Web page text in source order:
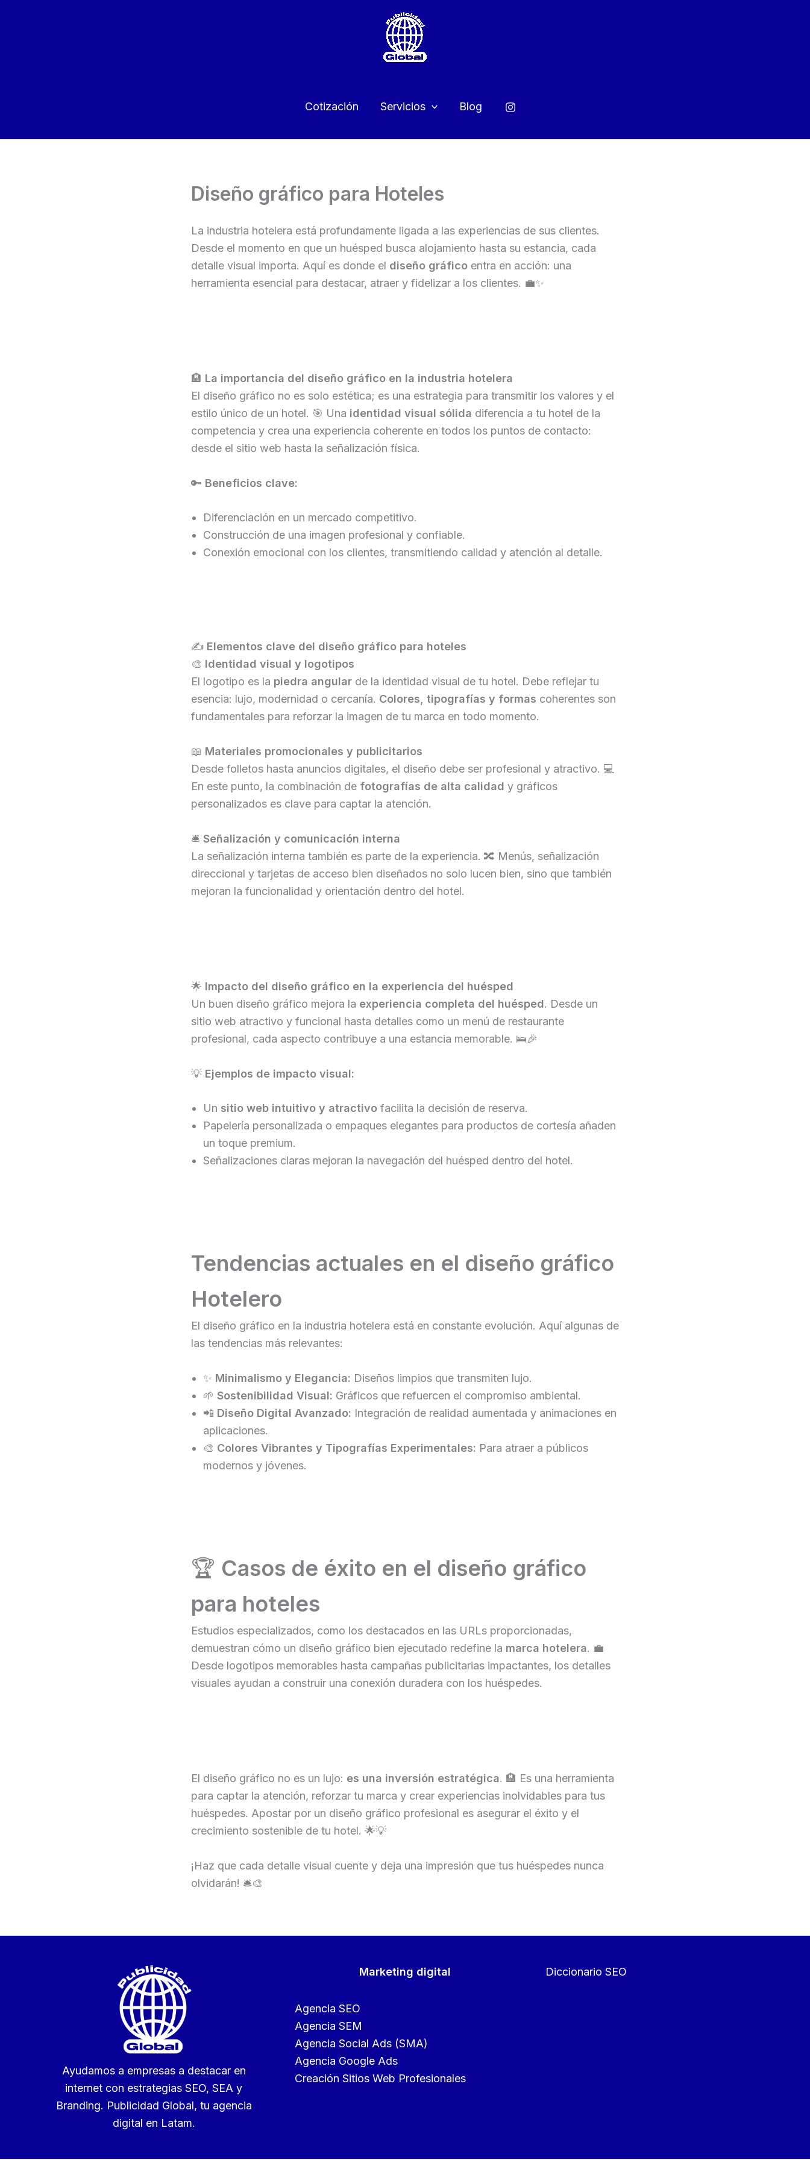
Cotización Servicios Blog
Diseño gráfico para Hoteles
La industria hotelera está profundamente ligada a las experiencias de sus clientes.
Desde el momento en que un huésped busca alojamiento hasta su estancia, cada
detalle visual importa. Aquí es donde el diseño gráfico entra en acción: una
herramienta esencial para destacar, atraer y fidelizar a los clientes. 💼✨
🏨 La importancia del diseño gráfico en la industria hotelera
El diseño gráfico no es solo estética; es una estrategia para transmitir los valores y el
estilo único de un hotel. 🎯 Una identidad visual sólida diferencia a tu hotel de la
competencia y crea una experiencia coherente en todos los puntos de contacto:
desde el sitio web hasta la señalización física.
🔑 Beneficios clave:
Diferenciación en un mercado competitivo.
Construcción de una imagen profesional y confiable.
Conexión emocional con los clientes, transmitiendo calidad y atención al detalle.
✍️ Elementos clave del diseño gráfico para hoteles
🎨 Identidad visual y logotipos
El logotipo es la piedra angular de la identidad visual de tu hotel. Debe reflejar tu
esencia: lujo, modernidad o cercanía. Colores, tipografías y formas coherentes son
fundamentales para reforzar la imagen de tu marca en todo momento.
📖 Materiales promocionales y publicitarios
Desde folletos hasta anuncios digitales, el diseño debe ser profesional y atractivo. 💻
En este punto, la combinación de fotografías de alta calidad y gráficos
personalizados es clave para captar la atención.
🛎️ Señalización y comunicación interna
La señalización interna también es parte de la experiencia. 🔀 Menús, señalización
direccional y tarjetas de acceso bien diseñados no solo lucen bien, sino que también
mejoran la funcionalidad y orientación dentro del hotel.
🌟 Impacto del diseño gráfico en la experiencia del huésped
Un buen diseño gráfico mejora la experiencia completa del huésped. Desde un
sitio web atractivo y funcional hasta detalles como un menú de restaurante
profesional, cada aspecto contribuye a una estancia memorable. 🛌🎉
💡 Ejemplos de impacto visual:
Un sitio web intuitivo y atractivo facilita la decisión de reserva.
Papelería personalizada o empaques elegantes para productos de cortesía añaden
un toque premium.
Señalizaciones claras mejoran la navegación del huésped dentro del hotel.
Tendencias actuales en el diseño gráfico
Hotelero
El diseño gráfico en la industria hotelera está en constante evolución. Aquí algunas de
las tendencias más relevantes:
✨ Minimalismo y Elegancia: Diseños limpios que transmiten lujo.
🌱 Sostenibilidad Visual: Gráficos que refuercen el compromiso ambiental.
📲 Diseño Digital Avanzado: Integración de realidad aumentada y animaciones en
aplicaciones.
🎨 Colores Vibrantes y Tipografías Experimentales: Para atraer a públicos
modernos y jóvenes.
🏆 Casos de éxito en el diseño gráfico
para hoteles
Estudios especializados, como los destacados en las URLs proporcionadas,
demuestran cómo un diseño gráfico bien ejecutado redefine la marca hotelera. 💼
Desde logotipos memorables hasta campañas publicitarias impactantes, los detalles
visuales ayudan a construir una conexión duradera con los huéspedes.
El diseño gráfico no es un lujo: es una inversión estratégica. 🏨 Es una herramienta
para captar la atención, reforzar tu marca y crear experiencias inolvidables para tus
huéspedes. Apostar por un diseño gráfico profesional es asegurar el éxito y el
crecimiento sostenible de tu hotel. 🌟💡
¡Haz que cada detalle visual cuente y deja una impresión que tus huéspedes nunca
olvidarán! 🛎️🎨
Ayudamos a empresas a destacar en
internet con estrategias SEO, SEA y
Branding. Publicidad Global, tu agencia
digital en Latam.
Marketing digital
Agencia SEO
Agencia SEM
Agencia Social Ads (SMA)
Agencia Google Ads
Creación Sitios Web Profesionales
Diccionario SEO